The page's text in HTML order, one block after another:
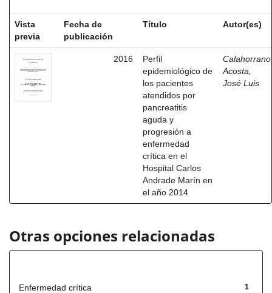
Vista
previa
Fecha de
publicación
Título Autor(es)
2016
Perfil
epidemiológico de
los pacientes
atendidos por
pancreatitis
aguda y
progresión a
enfermedad
crítica en el
Hospital Carlos
Andrade Marín en
el año 2014
Calahorrano
Acosta,
José Luis
Otras opciones relacionadas
1
Enfermedad crítica